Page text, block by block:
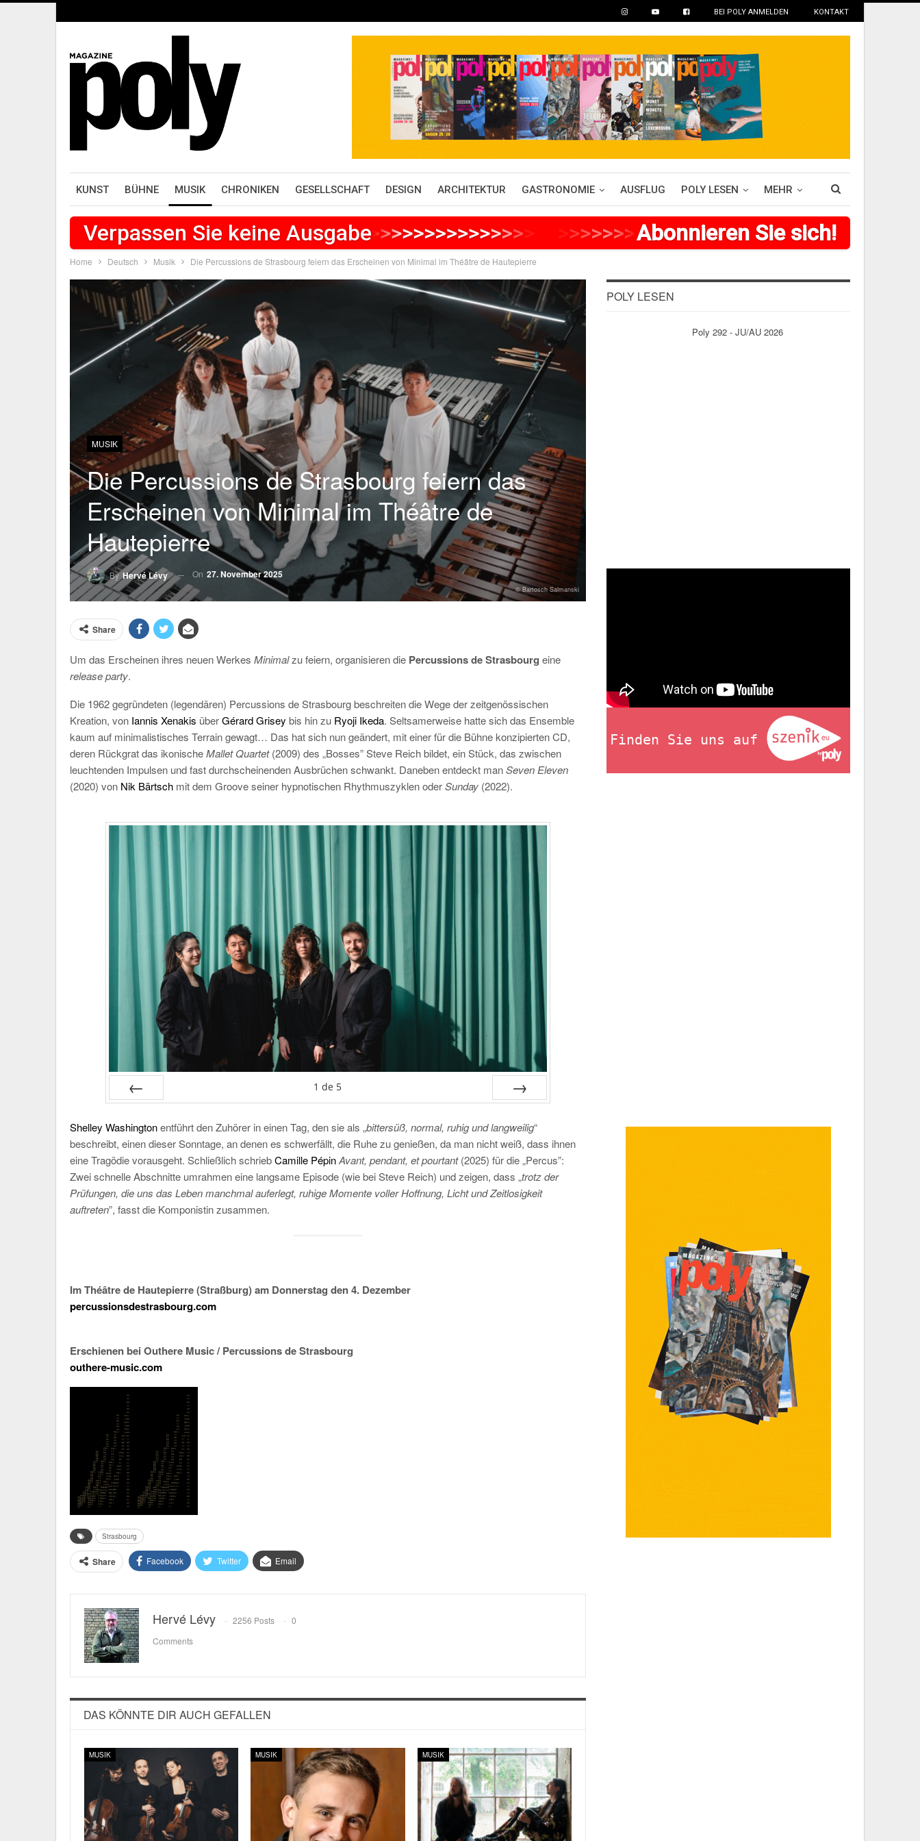
BEI POLY ANMELDEN KONTAKT
KUNST BÜHNE MUSIK CHRONIKEN GESELLSCHAFT DESIGN ARCHITEKTUR GASTRONOMIE AUSFLUG POLY LESEN MEHR
Verpassen Sie keine Ausgabe>>>>>>>>>>>>>> >>>>>>> >>>>>>
Abonnieren Sie sich!
Home Deutsch Musik Die Percussions de Strasbourg feiern das Erscheinen von Minimal im Théâtre de Hautepierre
MUSIK
Die Percussions de Strasbourg feiern das
Erscheinen von Minimal im Théâtre de
Hautepierre
ByHervé Lévy On 27. November 2025
© Bartosch Salmanski
Share
Um das Erscheinen ihres neuen Werkes Minimalzu feiern, organisieren die Percussions de Strasbourg eine
release party.
Die 1962 gegründeten (legendären) Percussions de Strasbourg beschreiten die Wege der zeitgenössischen
Kreation, von Iannis Xenakis überGérard Grisey bis hin zu Ryoji Ikeda. Seltsamerweise hatte sich das Ensemble
kaum auf minimalistisches Terrain gewagt… Das hat sich nun geändert, mit einer für die Bühne konzipierten CD,
deren Rückgrat das ikonischeMallet Quartet(2009) des „Bosses” Steve Reich bildet, ein Stück, das zwischen
leuchtenden Impulsen und fast durchscheinenden Ausbrüchen schwankt. Daneben entdeckt manSeven Eleven
(2020) von Nik Bärtsch mit dem Groove seiner hypnotischen Rhythmuszyklen oderSunday (2022).
1 de 5
Shelley Washingtonentführt den Zuhörer in einen Tag, den sie als „bittersüß, normal, ruhig und langweilig“
beschreibt, einen dieser Sonntage, an denen es schwerfällt, die Ruhe zu genießen, da man nicht weiß, dass ihnen
eine Tragödie vorausgeht. Schließlich schriebCamille PépinAvant, pendant, et pourtant(2025) für die „Percus”:
Zwei schnelle Abschnitte umrahmen eine langsame Episode (wie bei Steve Reich) und zeigen, dass „trotz der
Prüfungen, die uns das Leben manchmal auferlegt, ruhige Momente voller Hoffnung, Licht und Zeitlosigkeit
auftreten”, fasst die Komponistin zusammen.
Im Théâtre de Hautepierre (Straßburg) am Donnerstag den 4. Dezember
percussionsdestrasbourg.com
Erschienen bei Outhere Music / Percussions de Strasbourg
outhere-music.com
Strasbourg
Share Facebook Twitter Email
Hervé Lévy 2256 Posts
0
Comments
DAS KÖNNTE DIR AUCH GEFALLEN
MUSIK MUSIK MUSIK
POLY LESEN
Poly 292 - JU/AU 2026
Finden Sie uns auf